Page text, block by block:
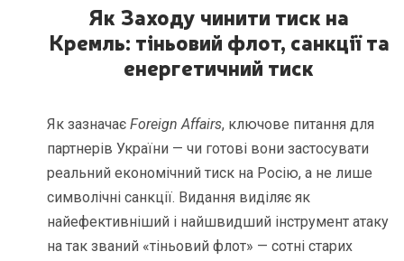
Як Заходу чинити тиск на
Кремль: тіньовий флот, санкції та
енергетичний тиск
Як зазначаєForeign Affairs, ключове питання для
партнерів України — чи готові вони застосувати
реальний економічний тиск на Росію, а не лише
символічні санкції. Видання виділяє як
найефективніший і найшвидший інструмент атаку
на так званий «тіньовий флот» — сотні старих